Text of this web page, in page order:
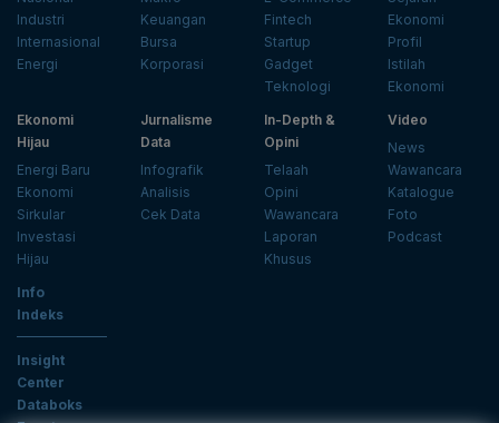
Industri
Internasional
Energi
Keuangan
Bursa
Korporasi
Fintech
Startup
Gadget
Teknologi
Ekonomi
Profil
Istilah
Ekonomi
Ekonomi
Hijau
Energi Baru
Ekonomi
Sirkular
Investasi
Hijau
Jurnalisme
Data
Infografik
Analisis
Cek Data
In-Depth &
Opini
Telaah
Opini
Wawancara
Laporan
Khusus
Video
News
Wawancara
Katalogue
Foto
Podcast
Info
Indeks
Insight
Center
Databoks